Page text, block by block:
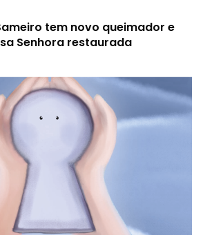
tem novo queimador e
Senhora restaurada